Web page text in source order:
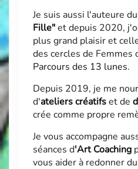
Je suis aussi l'auteure du
Fille"et depuis 2020,
plus grand plaisir et
des cercles de Femmes
Parcours des 13 lunes.
Depuis 2019, je me
d'ateliers créatifset de
crée comme propre
Je vous accompagne
séances d'Art Coaching
vous aider à redonner